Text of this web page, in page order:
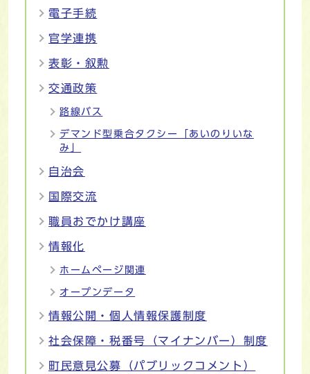
電子手続
官学連携
表彰・叙勲
交通政策
路線バス
デマンド型乗合タクシー「あいのりいな
み」
自治会
国際交流
職員おでかけ講座
情報化
ホームページ関連
オープンデータ
情報公開・個人情報保護制度
社会保障・税番号（マイナンバー）制度
町民意見公募（パブリックコメント）